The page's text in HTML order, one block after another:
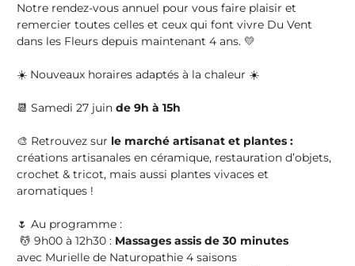
Notre rendez-vous annuel pour vous faire plaisir et
remercier toutes celles et ceux qui font vivre Du Vent
dans les Fleurs depuis maintenant 4 ans. 💛
☀️ Nouveaux horaires adaptés à la chaleur ☀️
📆 Samedi 27 juin de 9h à 15h
🎨 Retrouvez sur le marché artisanat et plantes :
créations artisanales en céramique, restauration d’objets,
crochet & tricot, mais aussi plantes vivaces et
aromatiques !
🌷 Au programme :
💆 9h00 à 12h30 : Massages assis de 30 minutes
avec Murielle de Naturopathie 4 saisons